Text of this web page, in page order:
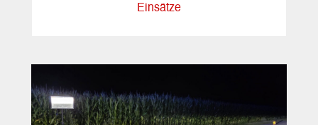
Einsätze